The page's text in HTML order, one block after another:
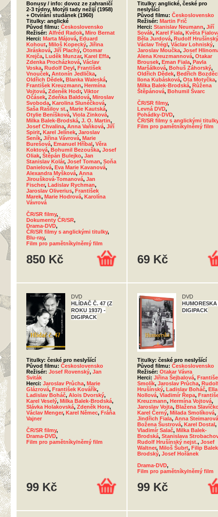
Bonusy / info: dovoz ze zahraničí
2-3 týdny, Motýli tady nežijí (1958)
+ Otvírání studánek (1960)
Titulky: anglické
Původ filmu: Československo
Režisér: Alfréd Radok, Miro Bernat
Herci: Marta Májová, Eduard
Kohout, Miloš Kopecký, Jiřina
Jirásková, Jiří Plachý, Otomar
Krejča, Luděk Munzar, Karel Effa,
Zdenka Procházková, Václav
Voska, Rudolf Deyl, František
Vnouček, Antonín Jedlička,
Oldřich Dědek, Blanka Waleská,
František Kreuzmann, Hermína
Vojtová, Zdeněk Hodr, Viktor
Očásek, Zdeňka Baldová, Miroslav
Svoboda, Karolina Slunéčková,
Saša Rašilov st., Marie Kautská,
Otylie Beníšková, Viola Zinková,
Milka Balek-Brodská, J. O. Martin,
Josef Chvalina, Anna Vaňková, Jiří
Spirit, Karel Jelínek, Jaroslav
Seník, Jiřina Vávrová, Marie
Burešová, Emanuel Hříbal, Věra
Koktová, Bohumil Bezouška, Josef
Oliak, Štěpán Bulejko, Jan
Stanislav Kolár, Josef Toman, Soňa
Danielová, Eva Marie Kavanová,
Alexandra Myšková, Anna
Jiroušková-Tomanová, Jan
Fischer, Ladislav Rychman,
Jaroslav Oliverius, František
Marek, Marie Hodrová, Karolína
Vávrová
ČR/SR filmy,
Dokumenty ČR/SR,
Drama-DVD,
ČR/SR filmy s anglickými titulky,
Blu-ray,
Film pro pamětníky/němý film
850 Kč
Titulky: anglické, české pro
neslyšící
Původ filmu: Československo
Režisér: Martin Frič
Herci: Stanislav Neumann, Jiří
Sovák, Karel Fiala, Květa
Běla Jurdová, Rudolf Hrušínský
Václav Trégl, Václav Lohniský,
Jaroslav Moučka, Josef
Alena Kreuzmannová, Otakar
Brousek, Eman Fiala, Pavla
Maršálková, Bohuš Záhorský,
Oldřich Dědek, Bedřich
Ilona Kubásková, Ota Motyčka,
Milka Balek-Brodská, Růžena
Štěpánová, Bohumil Švarc
ČR/SR filmy,
Levná DVD,
Pohádky-DVD,
ČR/SR filmy s anglickými titulky
Film pro pamětníky/němý film
69 Kč
DVD
HLÍDAČ Č. 47 (Z
ROKU 1937) -
DIGIPACK
Titulky: české pro neslyšící
Původ filmu: Československo
Režisér: Josef Rovenský, Jan
Sviták
Herci: Jaroslav Průcha, Marie
Glázrová, František Kovářík,
Ladislav Boháč, Alois Dvorský,
Karel Veselý, Milka Balek-Brodská,
Slávka Holakovská, Zdeněk Hora,
Václav Menger, Karel Němec, Fráňa
Vajner
ČR/SR filmy,
Drama-DVD,
Film pro pamětníky/němý film
99 Kč
DVD
HUMORESKA
DIGIPACK
Titulky: české pro neslyšící
Původ filmu: Československo
Režisér: Otakar Vávra
Herci: Jiřina Šejbalová,
Smolík, Jaroslav Průcha,
Hrušínský, Ladislav Boháč, Ella
Nollová, Vladimír Řepa,
Kreuzmann, Hermína Vojtová,
Jaroslav Vojta, Blažena
Karel Černý, Milada Smolíková,
Jindřich Fiala, Anna Steimarová
Božena Šustrová, Karel Dostal,
Vladimír Salač, Milka Balek-
Brodská, Stanislava
Rudolf Hrušínský nejst., Josef
Waltner, Miloš Šubrt, Filip
Brodský, Josef Hořánek
Drama-DVD,
Film pro pamětníky/němý film
99 Kč